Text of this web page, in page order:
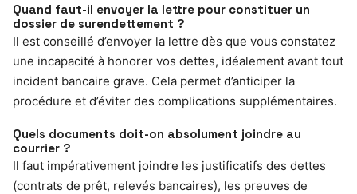
Quand faut-il envoyer la lettre pour constituer un
dossier de surendettement ?
Il est conseillé d’envoyer la lettre dès que vous constatez
une incapacité à honorer vos dettes, idéalement avant tout
incident bancaire grave. Cela permet d’anticiper la
procédure et d’éviter des complications supplémentaires.
Quels documents doit-on absolument joindre au
courrier ?
Il faut impérativement joindre les justificatifs des dettes
(contrats de prêt, relevés bancaires), les preuves de